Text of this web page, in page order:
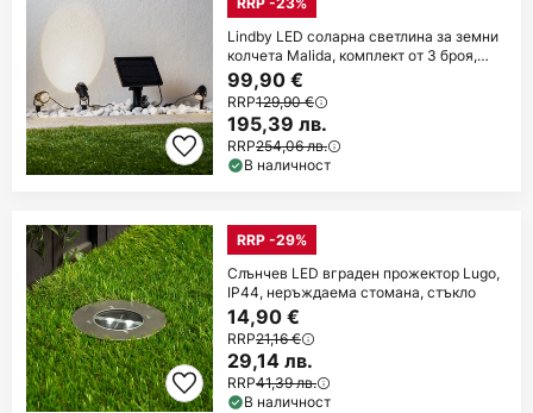
Lindby LED соларна светлина за земни
колчета Malida, комплект от 3 броя,
черна
99,90 €
RRP129,90 €
195,39 лв.
RRP254,06 лв.
В наличност
RRP -29%
Слънчев LED вграден прожектор Lugo,
IP44, неръждаема стомана, стъкло
14,90 €
RRP21,16 €
29,14 лв.
RRP41,39 лв.
В наличност